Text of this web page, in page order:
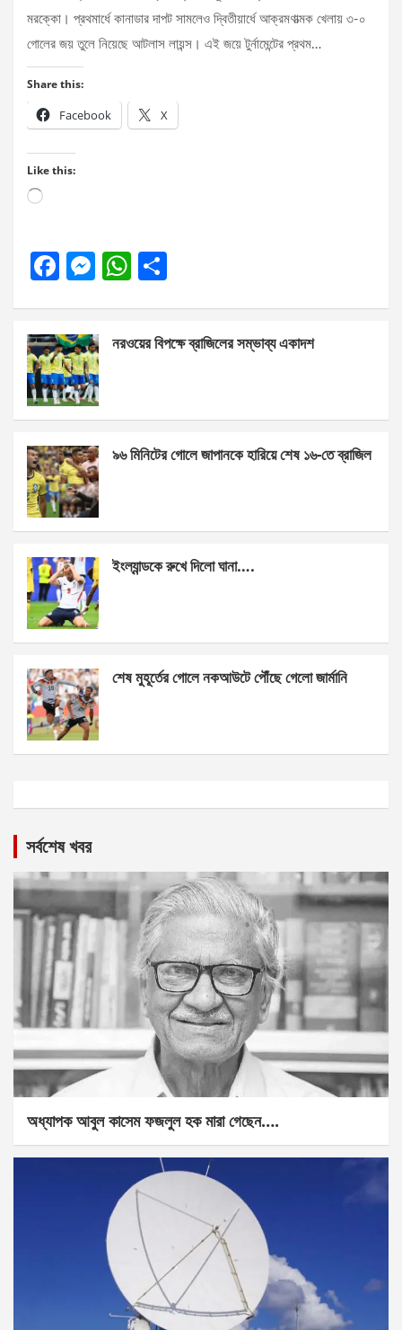
মরক্কো। প্রথমার্ধে কানাডার দাপট সামলেও দ্বিতীয়ার্ধে আক্রমণাত্মক খেলায় ৩-০
গোলের জয় তুলে নিয়েছে আটলাস লায়ন্স। এই জয়ে টুর্নামেন্টের প্রথম…
Share this:
Facebook X
Like this:
Loading…
F
b
o
o
k
M
n
g
er
W
s
p
e
নরওয়ের বিপক্ষে ব্রাজিলের সম্ভাব্য একাদশ
৯৬ মিনিটের গোলে জাপানকে হারিয়ে শেষ ১৬-তে ব্রাজিল
ইংল্যান্ডকে রুখে দিলো ঘানা….
শেষ মুহূর্তের গোলে নকআউটে পৌঁছে গেলো জার্মানি
সর্বশেষ খবর
অধ্যাপক আবুল কাসেম ফজলুল হক মারা গেছেন….